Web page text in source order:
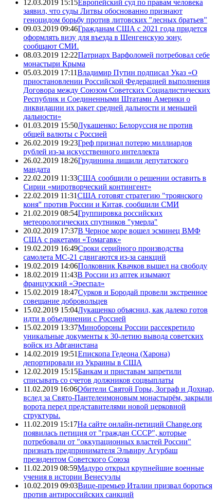
12.03.2019 15:15Европейский суд по правам человека
заявил, что суды Литвы обоснованно признают
геноцидом борьбу против литовских "лесных братьев"
09.03.2019 09:46Гражданам США с 2021 года придется
оформлять визу для въезда в Шенгенскую зону,
сообщают СМИ.
08.03.2019 12:22Патриарх Варфоломей потребовал себе
монастыри Крыма
05.03.2019 17:11Владимир Путин подписал Указ «О
приостановлении Российской Федерацией выполнения
Договора между Союзом Советских Социалистических
Республик и Соединенными Штатами Америки о
ликвидации их ракет средней дальности и меньшей
дальности»
01.03.2019 15:50Лукашенко: Белоруссия не против
общей валюты с Россией
26.02.2019 19:23Греф признал потерю миллиардов
рублей из-за искусственного интеллекта
26.02.2019 18:26Грудинина лишили депутатского
мандата
22.02.2019 11:33США сообщили о решении оставить в
Сирии «миротворческий контингент»
22.02.2019 11:31США готовят стратегию "троянского
коня" против России и Китая, сообщили СМИ
21.02.2019 08:54Группировка российских
метеорологических спутников "умерла"
20.02.2019 17:37В Черное море вошел эсминец ВМФ
США с ракетами «Томагавк»
19.02.2019 16:49Сроки серийного производства
самолета МС-21 сдвигаются из-за санкций
19.02.2019 14:06Полковник Квачков вышел на свободу
18.02.2019 11:43В России из аптек изымают
французский «Эреспал»
15.02.2019 18:47Сурков и Бородай провели экстренное
совещание добровольцев
15.02.2019 15:04Лукашенко объяснил, как далеко готов
идти в объединении с Россией
15.02.2019 13:37Минобороны России рассекретило
уникальные документы к 30-летию вывода советских
войск из Афганистана
14.02.2019 19:51Епископа Гедеона (Харона)
депортировали из Украины в США
12.02.2019 15:15Банкам и приставам запретили
списывать со счетов должников соцвыплаты
11.02.2019 16:06Обители Святой Горы, Зограф и Дохиар,
вслед за Свято-Пантелеимоновым монастырём, закрыли
ворота перед представителями новой церковной
структуры.
11.02.2019 15:17На сайте онлайн-петиций Change.org
появилась петиция от "граждан СССР", которые
потребовали от "оккупационных властей России"
признать предпринимателя Эльвиру Агурбаш
президентом Советского Союза
11.02.2019 08:59Мадуро открыл крупнейшие военные
учения в истории Венесуэлы
10.02.2019 09:03Вице-премьер Италии призвал бороться
против антироссийских санкций